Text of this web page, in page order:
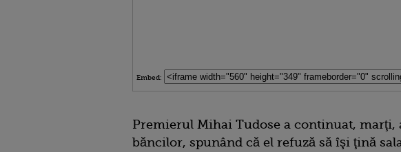
Embed:
Premierul Mihai Tudose a continuat, marţi,
băncilor, spunând că el refuză să îşi ţină